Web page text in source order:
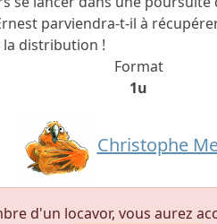
parviendra-t-il à
la distribution !
Format
1u
Christophe
d'un locavor, vous aurez